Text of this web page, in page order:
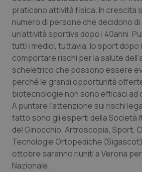
Emilia-Romagna
Friuli Venezia Giulia
Lazio
Liguria
Lombardia
Marche
Molise
Colesterolo &
Dermatite Atopica
Diabete & glucometri
Disturbi dell’umore
Dolore
Donna & Salute
Epatiti
praticano attività fisica. In crescita
numero di persone che decidono
un’attività sportiva dopo i 40anni.
tutti i medici, tuttavia, lo sport dopo
comportare rischi per la salute
scheletrico che possono essere
perché le grandi opportunità
biotecnologie non sono efficaci ad
A puntare l’attenzione sui rischi
fatto sono gli esperti della Società
del Ginocchio, Artroscopia, Sport,
Tecnologie Ortopediche
ottobre saranno riuniti a Verona
Nazionale.